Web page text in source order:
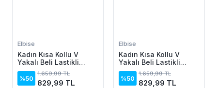
Elbise
Kadın Kısa Kollu V
Yakalı Beli Lastikli
Yırtmaçlı Uzun Leopar
Desenli Süprem Elbise
%50
1.659,99 TL
829,99 TL
Elbise
Kadın Kısa Kollu V
Yakalı Beli Lastikli
Yırtmaçlı Uzun Leopar
Desenli Süprem Elbise
%50
1.659,99 TL
829,99 TL